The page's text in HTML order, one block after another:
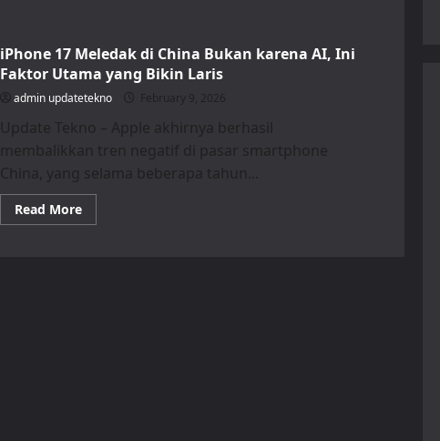
iPhone 17 Meledak di China Bukan karena AI, Ini
Faktor Utama yang Bikin Laris
admin updatetekno February 9, 2026
Update Tekno – Apple akhirnya berhasil
membalikkan tren negatif di pasar smartphone
China, yang selama beberapa tahun...
Read MoreRead
more